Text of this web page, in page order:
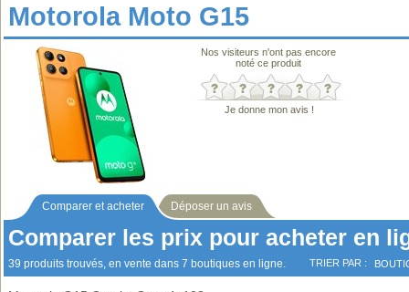
Motorola Moto G15
Nos visiteurs n'ont pas encore
noté ce produit
Je donne mon avis !
Comparer et acheter Déposer un avis
Comparer les prix pour acheter en
39 produits trouvés, en vente dans 7 boutiques en ligne. TRIER PAR :